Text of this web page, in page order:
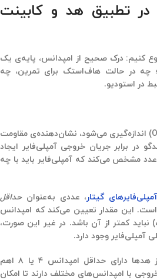
تطبیق هد و کابینت
کنیم: درک صحیح از امپدانس، پایه‌ی یک
؛ چه در حالت هاف‌استک برای تمرین، چه
در استودیو.
امپدانس، که با واحد اُهم (Ohm) اندازه‌گیری می‌شود، نشان‌دهنده‌ی مقاومت
در برابر جریان خروجی آمپلی‌فایر ایجاد
عدد مشخص می‌کند که آمپلی‌فایر باید با چه
آمپلی‌فایرهای گیتار، عددی به‌عنوانحداقل
این مقدار تعیین می‌کند که امپدانس
نباید کمتر از آن باشد. در غیر این صورت،
وجود دارد.
در حالت استاندارد، بسیاری از هدها دارای حداقل امپدانس ۴ یا ۸ اهم
با امپدانس‌های مختلف دارند تا امکان